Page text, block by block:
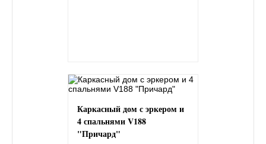
Каркасный дом с эркером и
4 спальнями V188
"Причард"